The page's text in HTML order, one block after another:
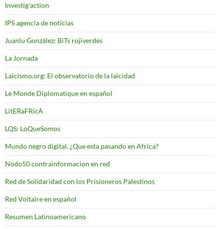
Investig'action
IPS agencia de noticias
Juanlu González: BiTs rojiverdes
La Jornada
Laicismo.org: El observatorio de la laicidad
Le Monde Diplomatique en español
LitERaFRicA
LQS: LoQueSomos
Mundo negro digital. ¿Que esta pasando en Africa?
Nodo50 contrainformacion en red
Red de Solidaridad con los Prisioneros Palestinos
Red Voltaire en español
Resumen Latinoamericano